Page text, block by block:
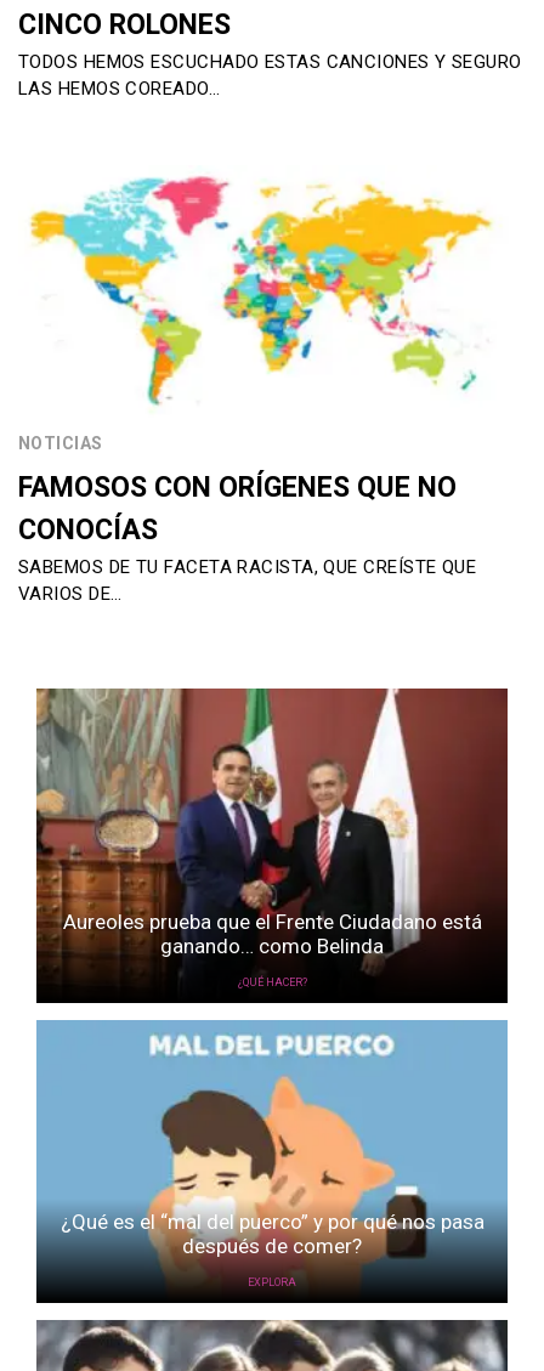
CINCO ROLONES
TODOS HEMOS ESCUCHADO ESTAS CANCIONES Y SEGURO
LAS HEMOS COREADO…
NOTICIAS
FAMOSOS CON ORÍGENES QUE NO
CONOCÍAS
SABEMOS DE TU FACETA RACISTA, QUE CREÍSTE QUE
VARIOS DE…
Aureoles prueba que el Frente Ciudadano está
ganando… como Belinda
¿QUÉ HACER?
¿Qué es el “mal del puerco” y por qué nos pasa
después de comer?
EXPLORA